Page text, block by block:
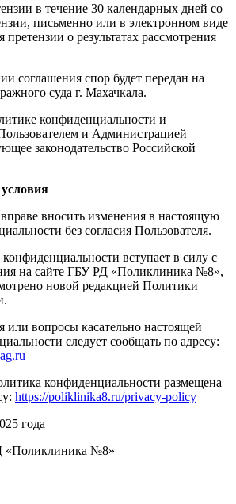
в течение 30 календарных дней со
письменно или в электронном виде
претензии о результатах рассмотрения
соглашения спор будет передан на
суда г. Махачкала.
конфиденциальности и
и Администрацией
законодательство Российской
вносить изменения в настоящую
без согласия Пользователя.
вступает в силу с
на сайте ГБУ РД «Поликлиника №8»,
новой редакцией Политики
или вопросы касательно настоящей
следует сообщать по адресу:
конфиденциальности размещена
https://poliklinika8.ru/privacy-policy
года
«Поликлиника №8»